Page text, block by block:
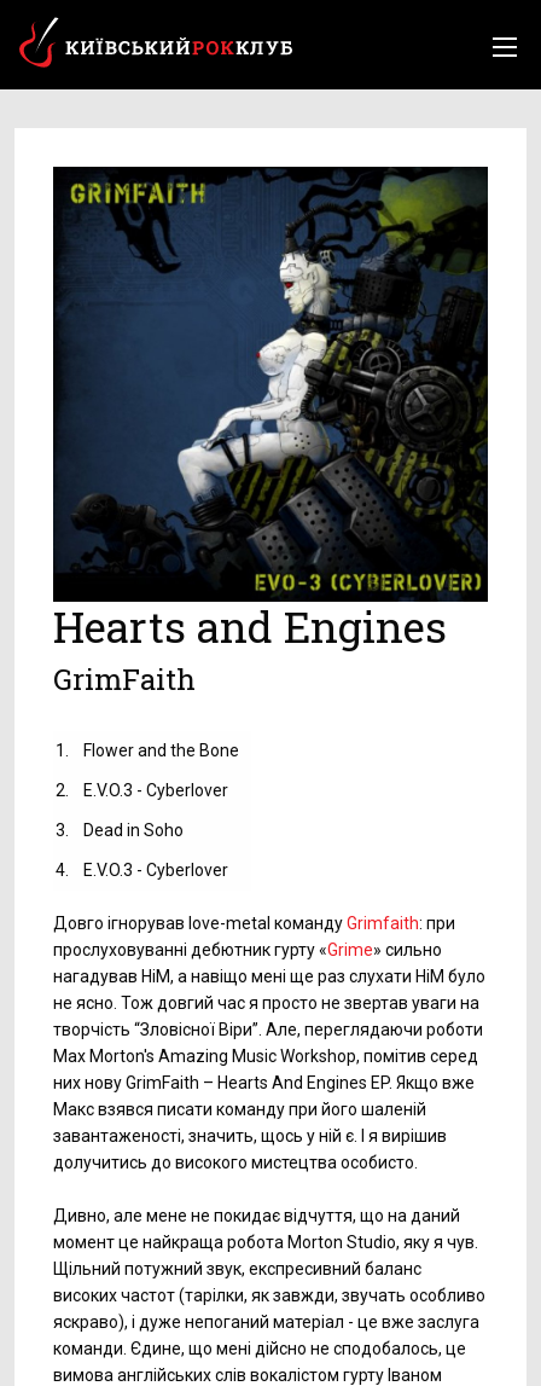
Hearts and Engines
GrimFaith
1. Flower and the Bone
2. E.V.O.3 - Cyberlover
3. Dead in Soho
4. E.V.O.3 - Cyberlover
Довго ігнорував love-metal командуGrimfaith: при
прослуховуванні дебютник гурту «Grime» сильно
нагадував HiM, а навіщо мені ще раз слухати HiM було
не ясно. Тож довгий час я просто не звертав уваги на
творчість “Зловісної Віри”. Але, переглядаючи роботи
Max Morton's Amazing Music Workshop, помітив серед
них нову GrimFaith – Hearts And Engines EP. Якщо вже
Макс взявся писати команду при його шаленій
завантаженості, значить, щось у ній є. І я вирішив
долучитись до високого мистецтва особисто.
Дивно, але мене не покидає відчуття, що на даний
момент це найкраща робота Morton Studio, яку я чув.
Щільний потужний звук, експресивний баланс
високих частот (тарілки, як завжди, звучать особливо
яскраво), і дуже непоганий матеріал - це вже заслуга
команди. Єдине, що мені дійсно не сподобалось, це
вимова англійських слів вокалістом гурту Іваном